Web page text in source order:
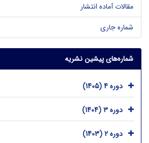
مقالات آماده انتشار
شماره جاری
شماره‌های پیشین نشریه
دوره 4 (1405)
دوره 3 (1404)
دوره 2 (1403)